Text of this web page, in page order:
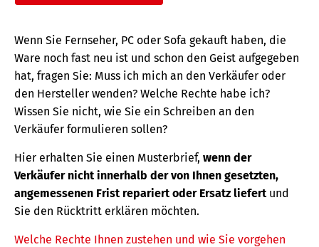
Wenn Sie Fernseher, PC oder Sofa gekauft haben, die
Ware noch fast neu ist und schon den Geist aufgegeben
hat, fragen Sie: Muss ich mich an den Verkäufer oder
den Hersteller wenden? Welche Rechte habe ich?
Wissen Sie nicht, wie Sie ein Schreiben an den
Verkäufer formulieren sollen?
Hier erhalten Sie einen Musterbrief, wenn der
Verkäufer nicht innerhalb der von Ihnen gesetzten,
angemessenen Frist repariert oder Ersatz liefert und
Sie den Rücktritt erklären möchten.
Welche Rechte Ihnen zustehen und wie Sie vorgehen